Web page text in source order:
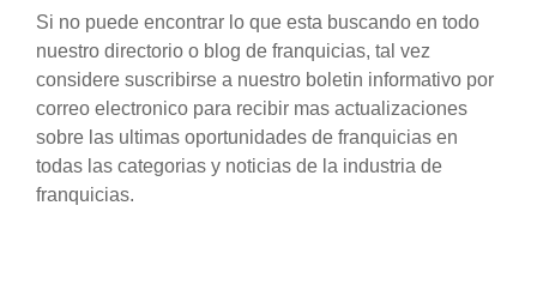
Si no puede encontrar lo que esta buscando en todo
nuestro directorio o blog de franquicias, tal vez
considere suscribirse a nuestro boletin informativo por
correo electronico para recibir mas actualizaciones
sobre las ultimas oportunidades de franquicias en
todas las categorias y noticias de la industria de
franquicias.